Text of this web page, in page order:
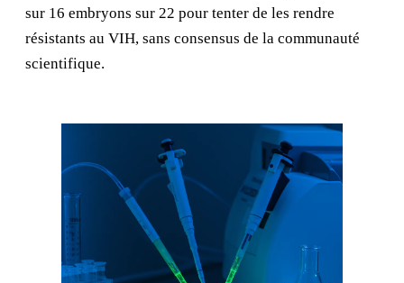
sur 16 embryons sur 22 pour tenter de les rendre
résistants au VIH, sans consensus de la communauté
scientifique.